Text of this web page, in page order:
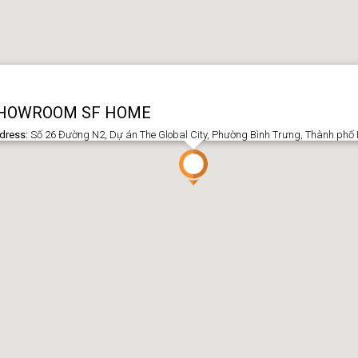
SF HOME
Số 26 Đường N2, Dự án The Global City, Phường Bình Trưng, Thành phố